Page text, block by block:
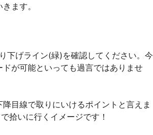
ます。
下げライン(緑)を確認してください。今
が可能といっても過言ではありませ
目線で取りにいけるポイントと言えま
拾いに行くイメージです！